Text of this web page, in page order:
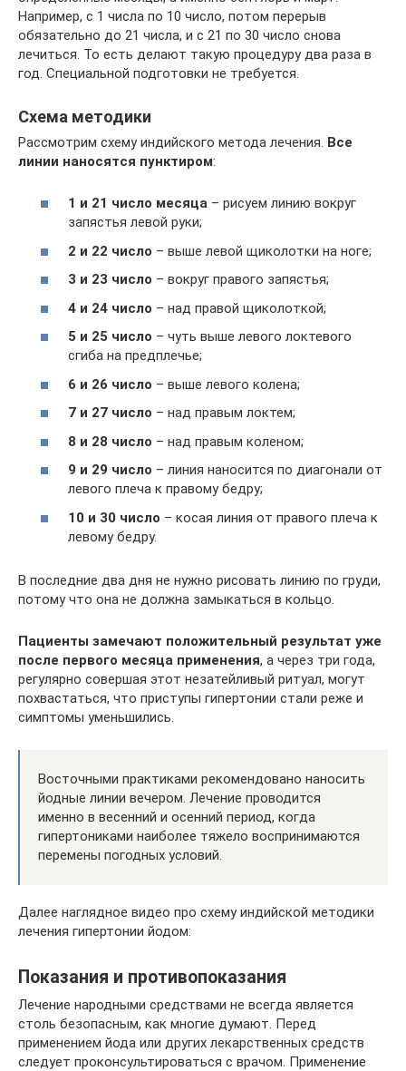
Например, с 1 числа по 10 число, потом перерыв
обязательно до 21 числа, и с 21 по 30 число снова
лечиться. То есть делают такую процедуру два раза в
год. Специальной подготовки не требуется.
Схема методики
Рассмотрим схему индийского метода лечения. Все
линии наносятся пунктиром:
1 и 21 число месяца – рисуем линию вокруг
запястья левой руки;
2 и 22 число – выше левой щиколотки на ноге;
3 и 23 число – вокруг правого запястья;
4 и 24 число – над правой щиколоткой;
5 и 25 число – чуть выше левого локтевого
сгиба на предплечье;
6 и 26 число – выше левого колена;
7 и 27 число – над правым локтем;
8 и 28 число – над правым коленом;
9 и 29 число – линия наносится по диагонали от
левого плеча к правому бедру;
10 и 30 число – косая линия от правого плеча к
левому бедру.
В последние два дня не нужно рисовать линию по груди,
потому что она не должна замыкаться в кольцо.
Пациенты замечают положительный результат уже
после первого месяца применения, а через три года,
регулярно совершая этот незатейливый ритуал, могут
похвастаться, что приступы гипертонии стали реже и
симптомы уменьшились.
Восточными практиками рекомендовано наносить
йодные линии вечером. Лечение проводится
именно в весенний и осенний период, когда
гипертониками наиболее тяжело воспринимаются
перемены погодных условий.
Далее наглядное видео про схему индийской методики
лечения гипертонии йодом:
Показания и противопоказания
Лечение народными средствами не всегда является
столь безопасным, как многие думают. Перед
применением йода или других лекарственных средств
следует проконсультироваться с врачом. Применение